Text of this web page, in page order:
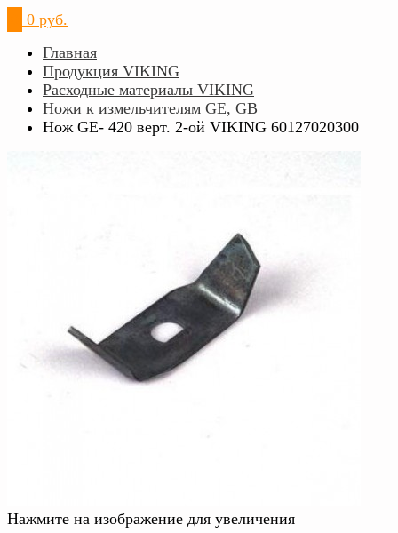
0 руб.
Главная
Продукция VIKING
Расходные материалы VIKING
Ножи к измельчителям GE, GB
Нож GЕ- 420 верт. 2-ой VIKING 60127020300
Нажмите на изображение для увеличения